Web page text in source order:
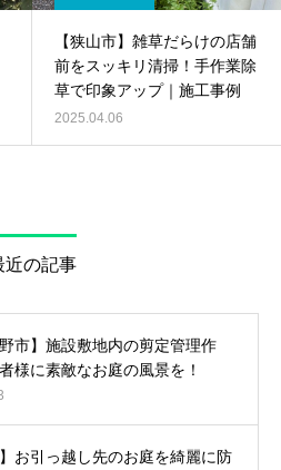
【狭山市】雑草だらけの店舗
前をスッキリ清掃！手作業除
草で印象アップ｜施工事例
2025.04.06
近の記事
野市】施設敷地内の剪定管理作
様に素敵なお庭の風景を！
】お引っ越し先のお庭を綺麗に防